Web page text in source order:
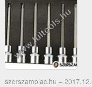
szerszampiac.hu –